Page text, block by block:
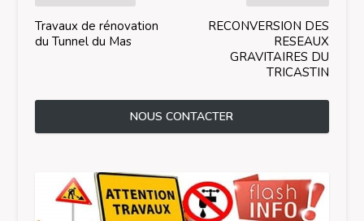
Travaux de rénovation
du Tunnel du Mas
RECONVERSION DES
RESEAUX
GRAVITAIRES DU
TRICASTIN
NOUS CONTACTER